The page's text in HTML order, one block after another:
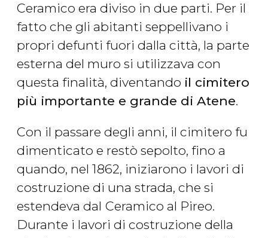
Ceramico era diviso in due parti. Per il
fatto che gli abitanti seppellivano i
propri defunti fuori dalla città, la parte
esterna del muro si utilizzava con
questa finalità, diventando il cimitero
più importante e grande di Atene.
Con il passare degli anni, il cimitero fu
dimenticato e restò sepolto, fino a
quando, nel 1862, iniziarono i lavori di
costruzione di una strada, che si
estendeva dal Ceramico al Pireo.
Durante i lavori di costruzione della